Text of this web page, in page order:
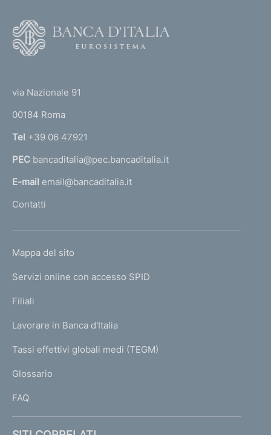
r
n
a
l
'
m
e
a
g
via Nazionale 91
00184 Roma
Tel +39 06 47921
PEC bancaditalia@pec.bancaditalia.it
E-mail email@bancaditalia.it
Contatti
L
N
K
T
I
I
Mappa del sito
Servizi online con accesso SPID
Filiali
Lavorare in Banca d'Italia
Tassi effettivi globali medi (TEGM)
Glossario
FAQ